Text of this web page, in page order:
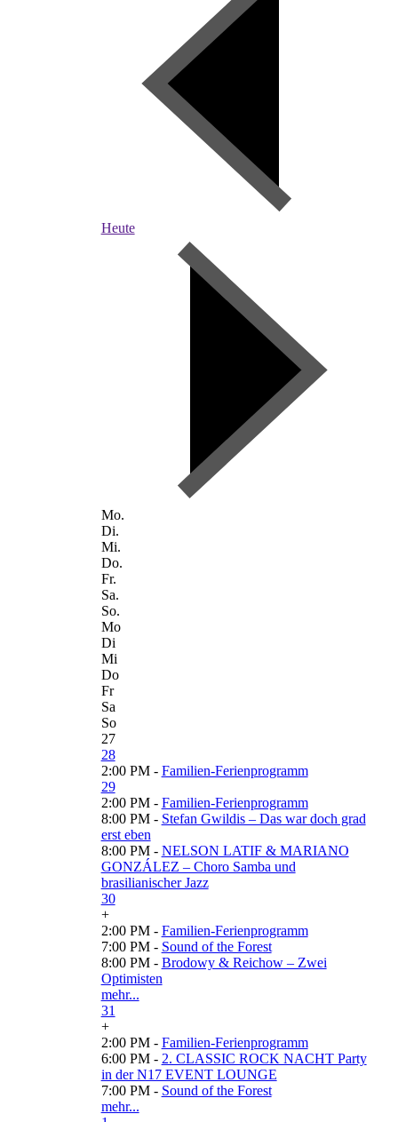
Heute
Mo.
Di.
Mi.
Do.
Fr.
Sa.
So.
Mo
Di
Mi
Do
Fr
Sa
So
27
28
2:00 PM - Familien-Ferienprogramm
29
2:00 PM - Familien-Ferienprogramm
8:00 PM - Stefan Gwildis – Das war doch grad
erst eben
8:00 PM - NELSON LATIF & MARIANO
GONZÁLEZ – Choro Samba und
brasilianischer Jazz
30
+
2:00 PM - Familien-Ferienprogramm
7:00 PM - Sound of the Forest
8:00 PM - Brodowy & Reichow – Zwei
Optimisten
mehr...
31
+
2:00 PM - Familien-Ferienprogramm
6:00 PM - 2. CLASSIC ROCK NACHT Party
in der N17 EVENT LOUNGE
7:00 PM - Sound of the Forest
mehr...